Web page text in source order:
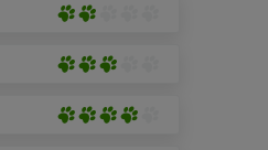
sur
(2
sur
Peu
(2
sur
Moyennement
(4
Très